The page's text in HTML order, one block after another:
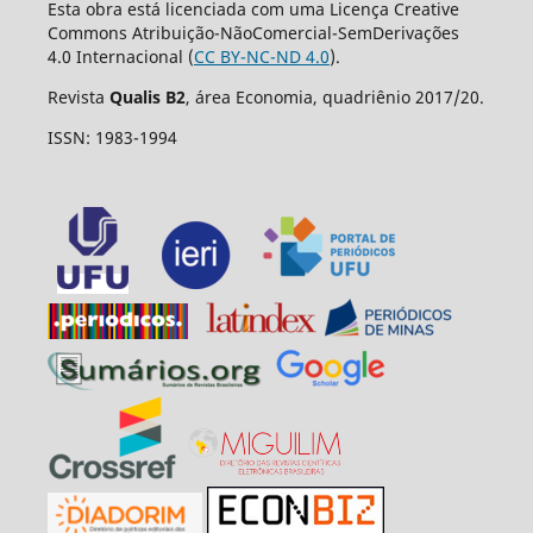
Esta obra está licenciada com uma Licença Creative
Commons Atribuição-NãoComercial-SemDerivações
4.0 Internacional (CC BY-NC-ND 4.0).
Revista Qualis B2, área Economia, quadriênio 2017/20.
ISSN: 1983-1994